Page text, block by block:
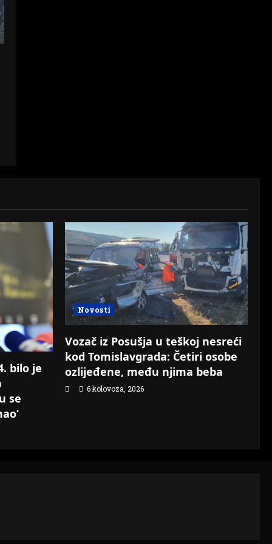
bilo je
se
Novosti
Vozač iz Posušja u teškoj nesreći
kod Tomislavgrada: Četiri osobe
ozlijeđene, među njima beba
6 kolovoza, 2026